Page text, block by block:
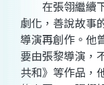
在張翎繼續下
劇化，善說故事
導演再創作。他
要由張黎導演，
共和》等作品，